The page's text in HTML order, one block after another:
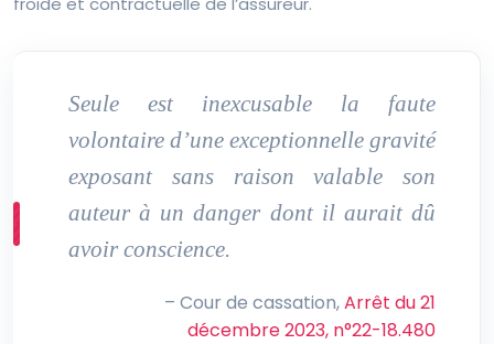
Seule est inexcusable la faute
volontaire d’une exceptionnelle gravité
exposant sans raison valable son
auteur à un danger dont il aurait dû
avoir conscience.
– Cour de cassation,Arrêt du 21
décembre 2023, n°22-18.480